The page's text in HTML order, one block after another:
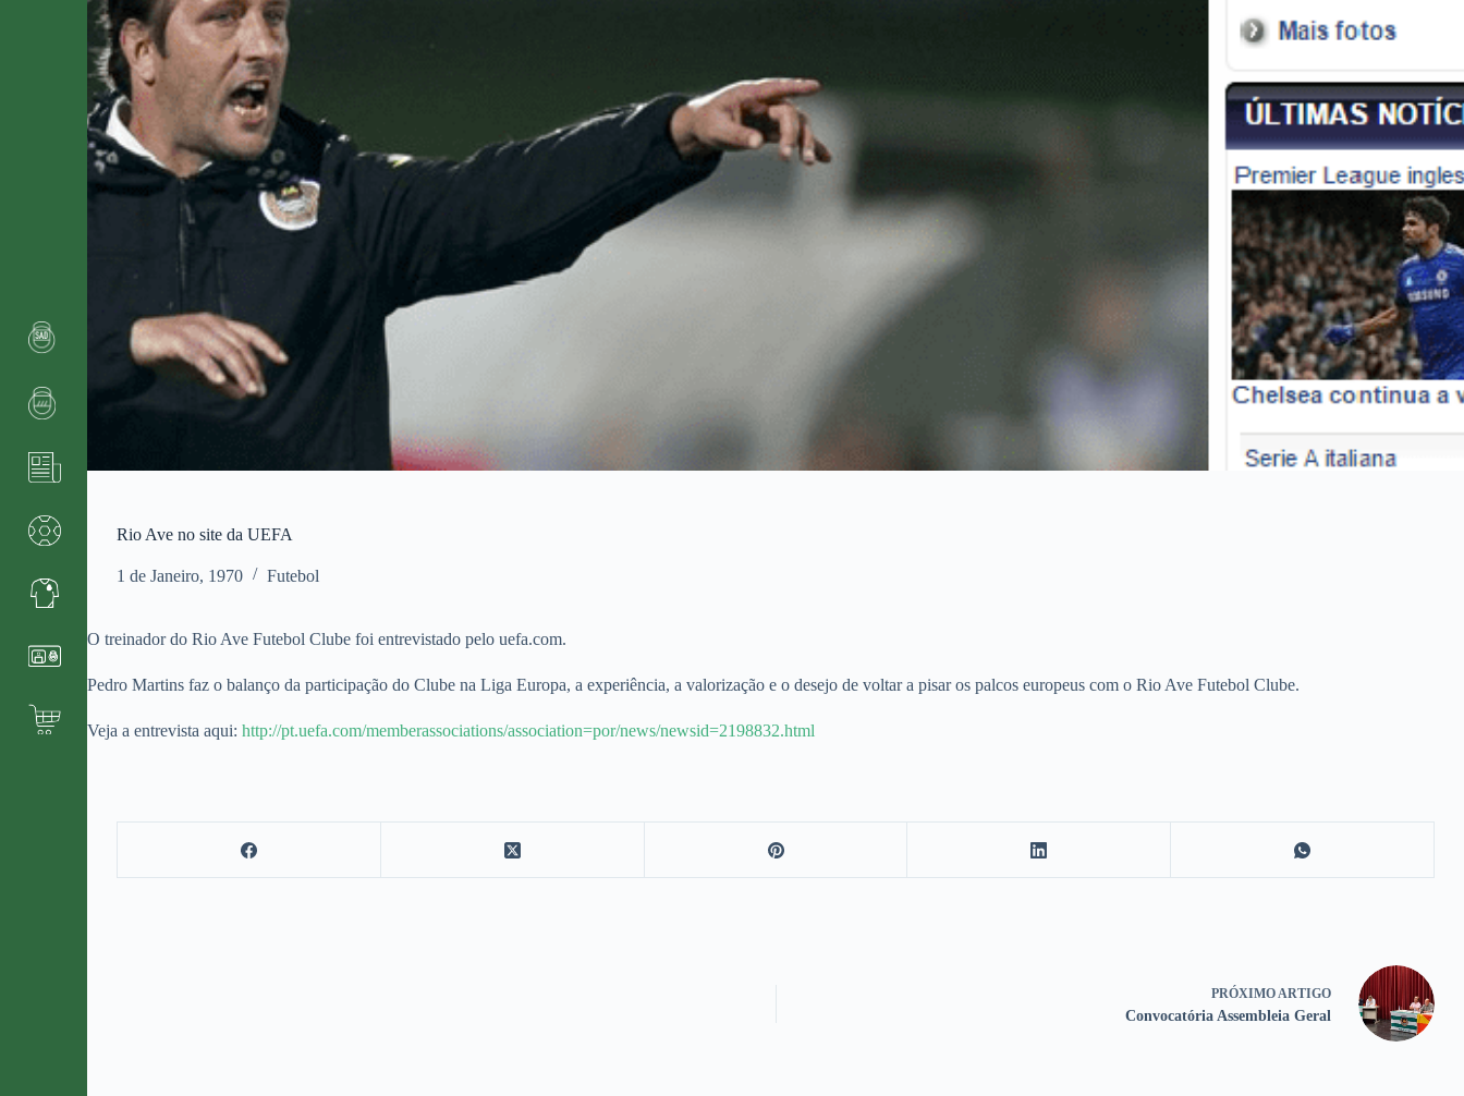
Rio Ave no site da UEFA
1 de Janeiro, 1970 Futebol
O treinador do Rio Ave Futebol Clube foi entrevistado pelo uefa.com.
Pedro Martins faz o balanço da participação do Clube na Liga Europa, a experiência, a valorização e o desejo de voltar a pisar os palcos europeus com o Rio Ave Futebol Clube.
Veja a entrevista aqui: http://pt.uefa.com/memberassociations/association=por/news/newsid=2198832.html
PRÓXIMO ARTIGO
Convocatória Assembleia Geral